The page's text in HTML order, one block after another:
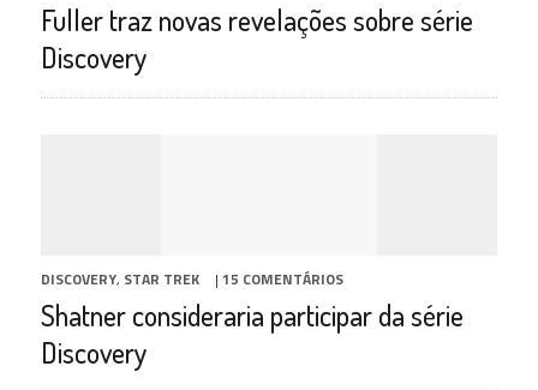
Fuller traz novas revelações sobre série
Discovery
DISCOVERY, STAR TREK | 15 COMENTÁRIOS
Shatner consideraria participar da série
Discovery